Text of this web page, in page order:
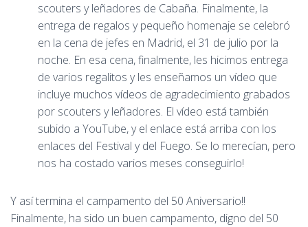
scouters y leñadores de Cabaña. Finalmente, la
entrega de regalos y pequeño homenaje se celebró
en la cena de jefes en Madrid, el 31 de julio por la
noche. En esa cena, finalmente, les hicimos entrega
de varios regalitos y les enseñamos un vídeo que
incluye muchos vídeos de agradecimiento grabados
por scouters y leñadores. El vídeo está también
subido a YouTube, y el enlace está arriba con los
enlaces del Festival y del Fuego. Se lo merecían, pero
nos ha costado varios meses conseguirlo!
Y así termina el campamento del 50 Aniversario!!
Finalmente, ha sido un buen campamento, digno del 50